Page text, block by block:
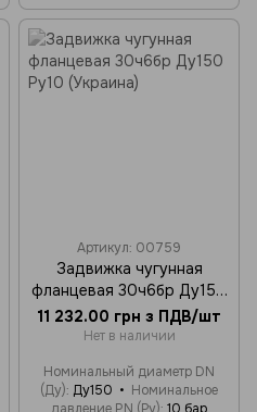
Артикул: 00759
Задвижка чугунная
фланцевая 30ч6бр Ду150
Ру10 (Украина)
11 232.00 грн з ПДВ/шт
Нет в наличии
Номинальный диаметр DN
(Ду) Ду150
Номинальное